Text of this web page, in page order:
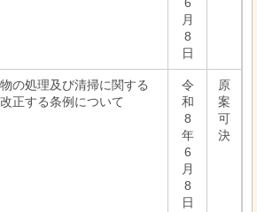
6
月
8
日
の処理及び清掃に関する
正する条例について
令
和
8
年
6
月
8
日
原
案
可
決